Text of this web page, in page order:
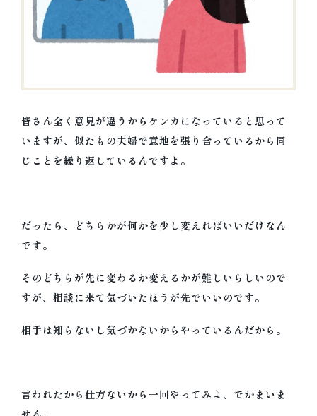
皆さん全く意見が違うからケンカになっていると思って
いますが、似たもの夫婦で意地を張り合っているから同
じことを繰り返しているんですよ。
だったら、どちらかが何かを少し変えればいいだけなん
です。
そのどちらが先に変わるか変えるかが難しいらしいので
すが、相談に来て気づいたほうが先でいいのです。
相手は知らないし気づかないからやっているんだから。
言われたから仕方ないから一回やってみよ、でかまいま